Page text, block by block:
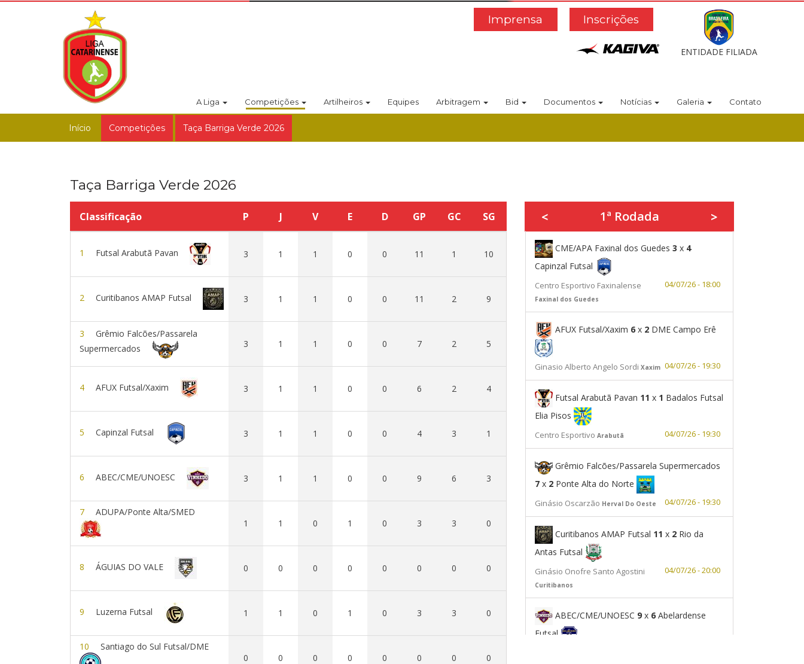
Inscrições
Imprensa
ENTIDADE FILIADA
A Liga Competições Artilheiros Equipes Arbitragem Bid Documentos Notícias Galeria Contato
Início Competições Taça Barriga Verde 2026
Taça Barriga Verde 2026
Classificação P J V E D GP GC SG
1 Futsal Arabutã Pavan 3 1 1 0 0 11 1 10
2 Curitibanos AMAP Futsal 3 1 1 0 0 11 2 9
3
Grêmio Falcões/Passarela
Supermercados
3 1 1 0 0 7 2 5
4 AFUX Futsal/Xaxim 3 1 1 0 0 6 2 4
5 Capinzal Futsal 3 1 1 0 0 4 3 1
6 ABEC/CME/UNOESC 3 1 1 0 0 9 6 3
7
ADUPA/Ponte Alta/SMED
1
1 0 1 0 3 3 0
8 ÁGUIAS DO VALE 0 0 0 0 0 0 0 0
9 Luzerna Futsal 1 1 0 1 0 3 3 0
10
Santiago do Sul Futsal/DME
0
0 0 0 0 0 0 0
< 1ª Rodada >
CME/APA Faxinal dos Guedes 3 x 4
Capinzal Futsal
Centro Esportivo Faxinalense
Faxinal dos Guedes
04/07/26 - 18:00
AFUX Futsal/Xaxim 6 x 2 DME Campo Erê
Ginasio Alberto Angelo Sordi Xaxim 04/07/26 - 19:30
Futsal Arabutã Pavan 11 x 1 Badalos Futsal
Elia Pisos
Centro Esportivo Arabutã 04/07/26 - 19:30
Grêmio Falcões/Passarela Supermercados
7 x 2 Ponte Alta do Norte
Ginásio Oscarzão Herval Do Oeste 04/07/26 - 19:30
Curitibanos AMAP Futsal 11 x 2 Rio da
Antas Futsal
Ginásio Onofre Santo Agostini
Curitibanos
04/07/26 - 20:00
ABEC/CME/UNOESC 9 x 6 Abelardense
Futsal